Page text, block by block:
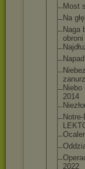
Most
Na
Naga
Niebo
2014
2022